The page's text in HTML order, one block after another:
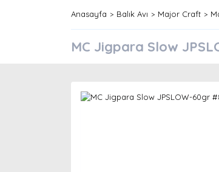
Anasayfa Balık Avı Major Craft
MC Jigpara Slow